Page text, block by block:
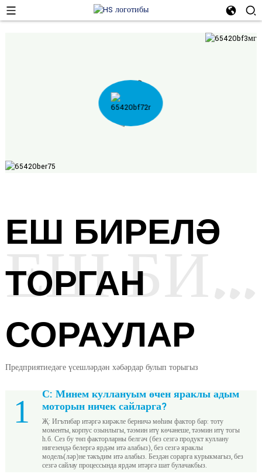
ЕШ БИРЕЛӘ
ТОРГАН
СОРАУЛАР
ЕШ БИРЕЛӘ ТОРГАН СОРАУЛАР
Предприятиедәге үсешләрдән хәбәрдар булып торыгыз
1
С: Минем куллануым өчен яраклы адым
моторын ничек сайларга?
Җ: Игътибар итәргә кирәкле берничә мөһим фактор бар: тоту
моменты, корпус озынлыгы, тәэмин итү көчәнеше, тәэмин итү тогы
һ.б. Сез бу төп факторларны белгәч (без сезгә продукт куллану
нигезендә белергә ярдәм итә алабыз), без сезгә яраклы
модель(ләр)не тәкъдим итә алабыз. Бездән сорарга курыкмагыз, без
сезгә сайлау процессында ярдәм итәргә шат булачакбыз.